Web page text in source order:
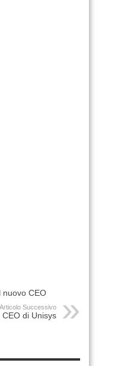
nuovo CEO
Articolo Successivo
di Unisys